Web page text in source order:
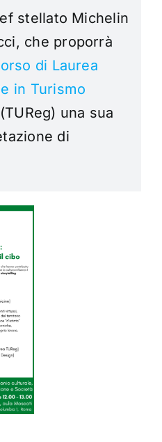
stellato Michelin
che proporrà
di Laurea
in Turismo
(TUReg) una sua
di